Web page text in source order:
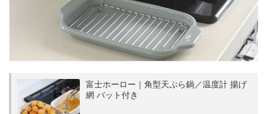
富士ホーロー｜角型天ぷら鍋／温度計 揚げ
網 バット付き